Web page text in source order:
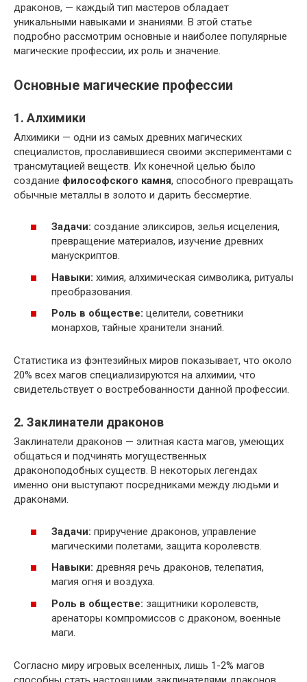
драконов, — каждый тип мастеров обладает
уникальными навыками и знаниями. В этой статье
подробно рассмотрим основные и наиболее популярные
магические профессии, их роль и значение.
Основные магические профессии
1. Алхимики
Алхимики — одни из самых древних магических
специалистов, прославившиеся своими экспериментами с
трансмутацией веществ. Их конечной целью было
создание философского камня, способного превращать
обычные металлы в золото и дарить бессмертие.
Задачи: создание эликсиров, зелья исцеления,
превращение материалов, изучение древних
манускриптов.
Навыки: химия, алхимическая символика, ритуалы
преобразования.
Роль в обществе: целители, советники
монархов, тайные хранители знаний.
Статистика из фэнтезийных миров показывает, что около
20% всех магов специализируются на алхимии, что
свидетельствует о востребованности данной профессии.
2. Заклинатели драконов
Заклинатели драконов — элитная каста магов, умеющих
общаться и подчинять могущественных
драконоподобных существ. В некоторых легендах
именно они выступают посредниками между людьми и
драконами.
Задачи: приручение драконов, управление
магическими полетами, защита королевств.
Навыки: древняя речь драконов, телепатия,
магия огня и воздуха.
Роль в обществе: защитники королевств,
аренаторы компромиссов с драконом, военные
маги.
Согласно миру игровых вселенных, лишь 1-2% магов